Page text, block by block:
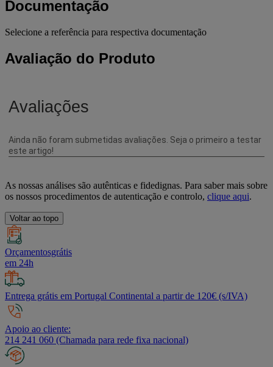
Documentação
Selecione a referência para respectiva documentação
Avaliação do Produto
As nossas análises são autênticas e fidedignas. Para saber mais sobre
os nossos procedimentos de autenticação e controlo, clique aqui.
Voltar ao topo
Orçamentosgrátis
em 24h
Entrega grátis em Portugal Continental a partir de 120€ (s/IVA)
Apoio ao cliente:
214 241 060 (Chamada para rede fixa nacional)